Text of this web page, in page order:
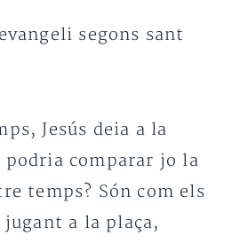
segons sant
Jesús deia a la
comparar jo la
temps? Són com els
a la plaça,